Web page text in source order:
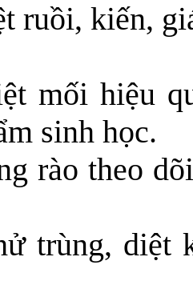
ruồi, kiến,
mối hiệu
sinh học.
rào theo
trùng, diệt